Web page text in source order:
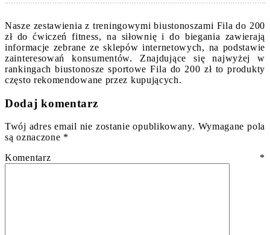
Nasze zestawienia z treningowymi biustonoszami Fila do 200
zł do ćwiczeń fitness, na siłownię i do biegania zawierają
informacje zebrane ze sklepów internetowych, na podstawie
zainteresowań konsumentów. Znajdujące się najwyżej w
rankingach biustonosze sportowe Fila do 200 zł to produkty
często rekomendowane przez kupujących.
Dodaj komentarz
Twój adres email nie zostanie opublikowany. Wymagane pola
są oznaczone *
Komentarz *